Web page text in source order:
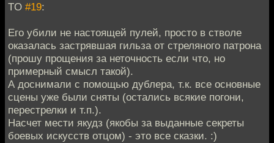
TO #19:
Его убили не настоящей пулей, просто в стволе
оказалась застрявшая гильза от стреляного патрона
(прошу прощения за неточность если что, но
примерный смысл такой).
А доснимали с помощью дублера, т.к. все основные
сцены уже были сняты (остались всякие погони,
перестрелки и т.п.).
Насчет мести якудз (якобы за выданные секреты
боевых искусств отцом) - это все сказки. :)